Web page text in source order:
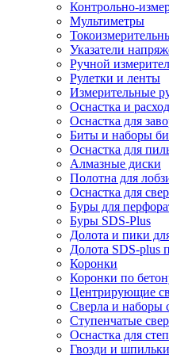
Контрольно-
Мультиметры
Указатели
Ручной
Рулетки и ленты
Измерительные
Оснастка и
Оснастка для
Биты и наборы
Оснастка для
Алмазные диски
Полотна для
Оснастка для
Буры для
Буры SDS-Plus
Долота и пики
Долота SDS-plus
Коронки
Коронки по
Центрирующие
Сверла и наборы
Ступенчатые
Оснастка для
Гвозди и